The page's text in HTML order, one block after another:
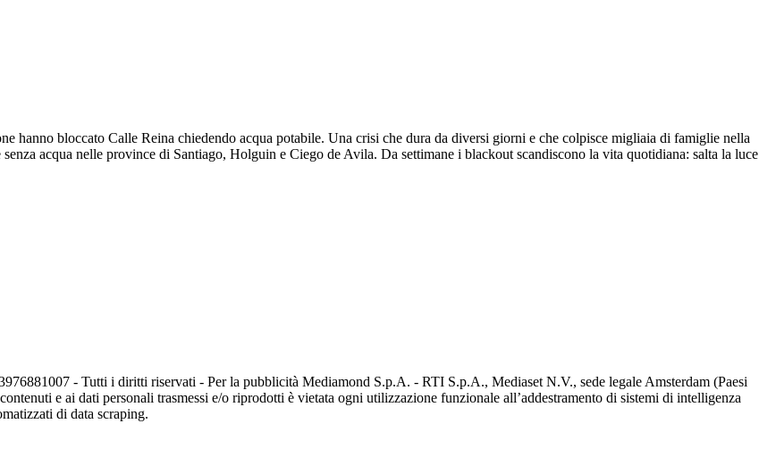
hanno bloccato Calle Reina chiedendo acqua potabile. Una crisi che dura da diversi giorni e che colpisce migliaia di famiglie nella
acqua nelle province di Santiago, Holguin e Ciego de Avila. Da settimane i blackout scandiscono la vita quotidiana: salta la luce
- Tutti i diritti riservati - Per la pubblicità Mediamond S.p.A. - RTI S.p.A., Mediaset N.V., sede legale Amsterdam (Paesi
e ai dati personali trasmessi e/o riprodotti è vietata ogni utilizzazione funzionale all’addestramento di sistemi di intelligenza
di data scraping.